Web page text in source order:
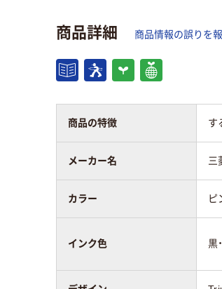
ピンク系
85
軸径
インク色
カラーグループ
商品詳細 商品情報の誤りを
商品の特徴 す
メーカー名 三
カラー ピ
インク色 黒